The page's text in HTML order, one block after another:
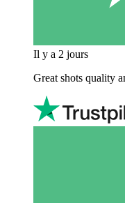
Il y a 2 jours
Great shots quality